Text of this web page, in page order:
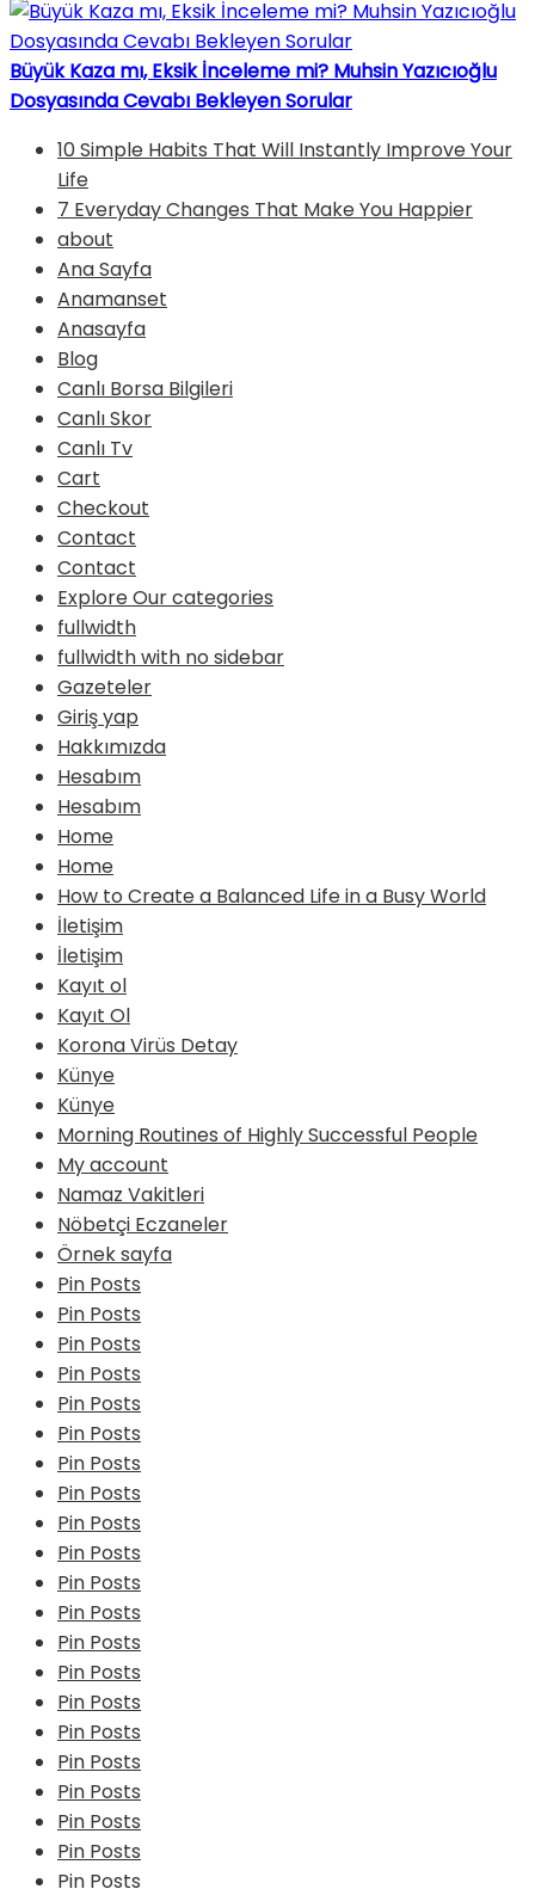
Büyük Kaza mı, Eksik İnceleme mi? Muhsin Yazıcıoğlu
Dosyasında Cevabı Bekleyen Sorular
10 Simple Habits That Will Instantly Improve Your
Life
7 Everyday Changes That Make You Happier
about
Ana Sayfa
Anamanset
Anasayfa
Blog
Canlı Borsa Bilgileri
Canlı Skor
Canlı Tv
Cart
Checkout
Contact
Contact
Explore Our categories
fullwidth
fullwidth with no sidebar
Gazeteler
Giriş yap
Hakkımızda
Hesabım
Hesabım
Home
Home
How to Create a Balanced Life in a Busy World
İletişim
İletişim
Kayıt ol
Kayıt Ol
Korona Virüs Detay
Künye
Künye
Morning Routines of Highly Successful People
My account
Namaz Vakitleri
Nöbetçi Eczaneler
Örnek sayfa
Pin Posts
Pin Posts
Pin Posts
Pin Posts
Pin Posts
Pin Posts
Pin Posts
Pin Posts
Pin Posts
Pin Posts
Pin Posts
Pin Posts
Pin Posts
Pin Posts
Pin Posts
Pin Posts
Pin Posts
Pin Posts
Pin Posts
Pin Posts
Pin Posts